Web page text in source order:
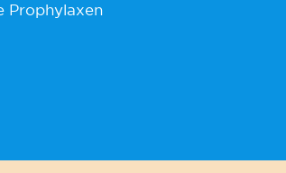
Prophylaxen